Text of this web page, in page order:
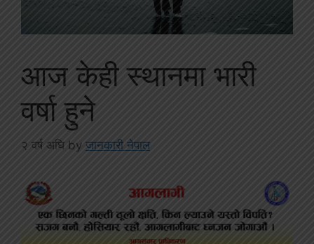
आज केही स्थानमा भारी
वर्षा हुने
२ वर्ष अघि by जानकारी नेपाल